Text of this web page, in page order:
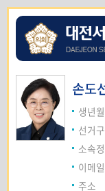
손도
생년
선거구
소속
이메일
주소